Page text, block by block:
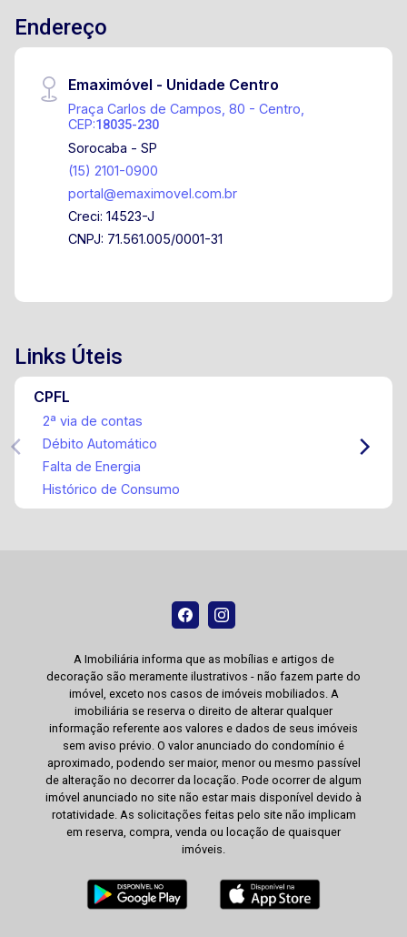
Endereço
Emaximóvel - Unidade Centro
Praça Carlos de Campos, 80 - Centro,
CEP:18035-230
Sorocaba - SP
(15) 2101-0900
portal@emaximovel.com.br
Creci: 14523-J
CNPJ: 71.561.005/0001-31
Links Úteis
CPFL
2ª via de contas
Débito Automático
Falta de Energia
Histórico de Consumo
A Imobiliária informa que as mobílias e artigos de
decoração são meramente ilustrativos - não fazem parte do
imóvel, exceto nos casos de imóveis mobiliados. A
imobiliária se reserva o direito de alterar qualquer
informação referente aos valores e dados de seus imóveis
sem aviso prévio. O valor anunciado do condomínio é
aproximado, podendo ser maior, menor ou mesmo passível
de alteração no decorrer da locação. Pode ocorrer de algum
imóvel anunciado no site não estar mais disponível devido à
rotatividade. As solicitações feitas pelo site não implicam
em reserva, compra, venda ou locação de quaisquer
imóveis.